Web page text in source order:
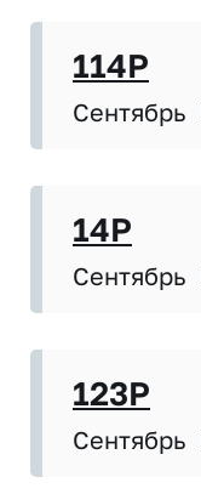
114P
Сентябрь
14P
Сентябрь
123P
Сентябрь